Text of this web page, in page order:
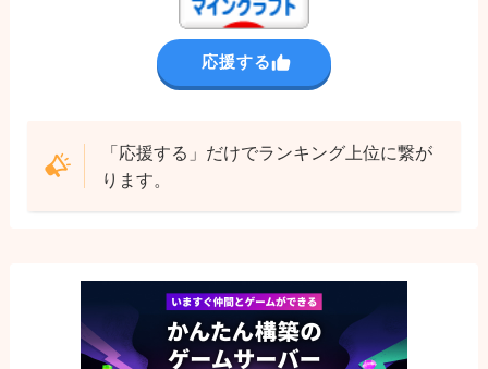
応援する
「応援する」だけでランキング上位に繋が
ります。